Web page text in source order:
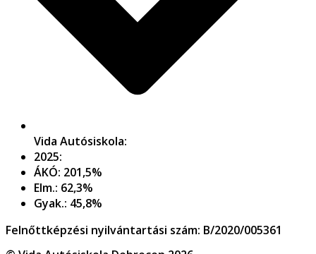
Vida Autósiskola:
2025:
ÁKÓ: 201,5%
Elm.: 62,3%
Gyak.: 45,8%
Felnőttképzési nyilvántartási szám: B/2020/005361